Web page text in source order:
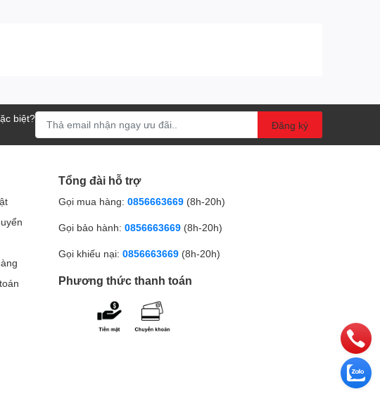
biệt?
Đăng ký
Tổng đài hỗ trợ
Gọi mua hàng: 0856663669 (8h-20h)
Gọi bảo hành: 0856663669 (8h-20h)
Gọi khiếu nại: 0856663669 (8h-20h)
Phương thức thanh toán